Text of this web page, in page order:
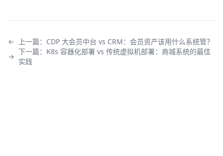
← 上一篇： CDP 大会员中台 vs CRM：会员资产该用什么系统管？
→
下一篇： K8s 容器化部署 vs 传统虚拟机部署：商城系统的最佳
实践